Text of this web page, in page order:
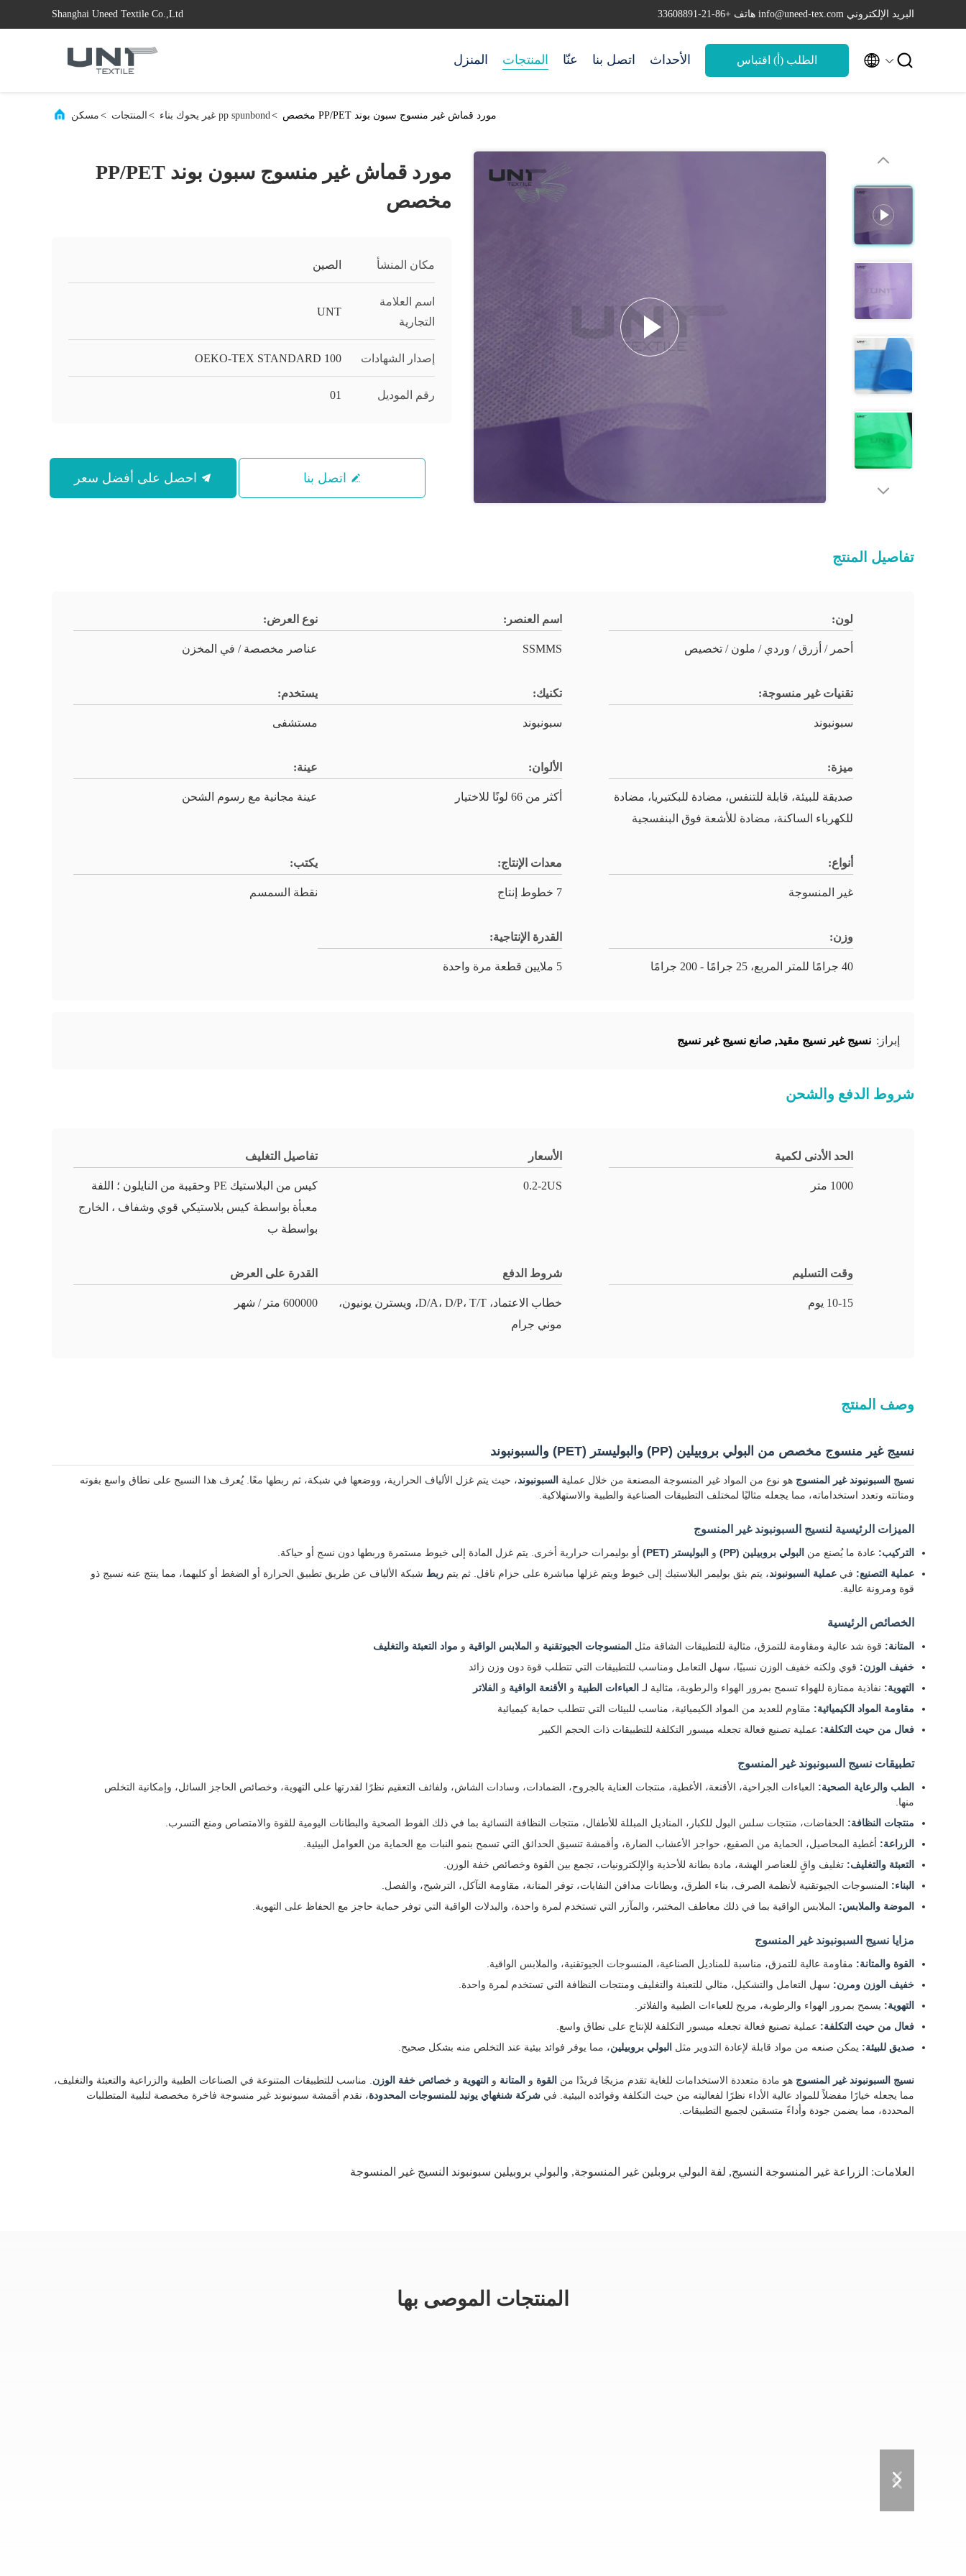
Shanghai Uneed Textile Co.,Ltd البريد الإلكتروني info@uneed-tex.com هاتف +86-21-33608891
المنزل المنتجات عنّا اتصل بنا الأحداث الطلب (أ) اقتباس  
مسكن > المنتجات > pp spunbond غير يحوك بناء> مورد قماش غير منسوج سبون بوند PP/PET مخصص
مورد قماش غير منسوج سبون بوند PP/PET
مخصص
مكان المنشأ الصين
اسم العلامة
التجارية
UNT
إصدار الشهادات OEKO-TEX STANDARD 100
رقم الموديل 01
اتصل بنا
تفاصيل المنتج
لون:
أحمر / أزرق / وردي / ملون / تخصيص
اسم العنصر:
SSMMS
نوع العرض:
عناصر مخصصة / في المخزن
تقنيات غير منسوجة:
سبونبوند
تكنيك:
سبونبوند
يستخدم:
مستشفى
ميزة:
صديقة للبيئة، قابلة للتنفس، مضادة للبكتيريا، مضادة
للكهرباء الساكنة، مضادة للأشعة فوق البنفسجية
الألوان:
أكثر من 66 لونًا للاختيار
عينة:
عينة مجانية مع رسوم الشحن
أنواع:
غير المنسوجة
معدات الإنتاج:
7 خطوط إنتاج
يكتب:
نقطة السمسم
وزن:
40 جرامًا للمتر المربع، 25 جرامًا - 200 جرامًا
القدرة الإنتاجية:
5 ملايين قطعة مرة واحدة
إبراز: نسيج غير نسيج مقيد, صانع نسيج غير نسيج
شروط الدفع والشحن
الحد الأدنى لكمية
1000 متر
الأسعار
0.2-2US
تفاصيل التغليف
كيس من البلاستيك PE وحقيبة من النايلون ؛ اللفة
معبأة بواسطة كيس بلاستيكي قوي وشفاف ، الخارج
بواسطة ب
وقت التسليم
10-15 يوم
شروط الدفع
خطاب الاعتماد، D/A، D/P، T/T، ويسترن يونيون،
موني جرام
القدرة على العرض
600000 متر / شهر
وصف المنتج
نسيج غير منسوج مخصص من البولي بروبيلين (PP) والبوليستر (PET) والسبونبوند
نسيج السبونبوند غير المنسوج هو نوع من المواد غير المنسوجة المصنعة من خلال عملية السبونبوند، حيث يتم غزل الألياف الحرارية، ووضعها في شبكة، ثم ربطها معًا. يُعرف هذا النسيج على نطاق واسع بقوته
ومتانته وتعدد استخداماته، مما يجعله مثاليًا لمختلف التطبيقات الصناعية والطبية والاستهلاكية.
الميزات الرئيسية لنسيج السبونبوند غير المنسوج
التركيب: عادة ما يُصنع من البولي بروبيلين (PP) و البوليستر (PET)
أو بوليمرات حرارية أخرى. يتم غزل المادة إلى خيوط مستمرة وربطها دون نسج أو حياكة.
عملية التصنيع: في عملية السبونبوند، يتم بثق بوليمر البلاستيك إلى خيوط ويتم غزلها مباشرة على حزام ناقل. ثم يتم ربط شبكة الألياف عن طريق تطبيق الحرارة أو الضغط أو كليهما، مما ينتج عنه نسيج ذو
قوة ومرونة عالية.
الخصائص الرئيسية
المتانة: قوة شد عالية ومقاومة للتمزق، مثالية للتطبيقات الشاقة مثل المنسوجات الجيوتقنية و الملابس الواقية و مواد التعبئة والتغليف
خفيف الوزن: قوي ولكنه خفيف الوزن نسبيًا، سهل التعامل ومناسب للتطبيقات التي تتطلب قوة دون وزن زائد
التهوية: نفاذية ممتازة للهواء تسمح بمرور الهواء والرطوبة، مثالية لـ العباءات الطبية و الأقنعة الواقية و الفلاتر
مقاومة المواد الكيميائية: مقاوم للعديد من المواد الكيميائية، مناسب للبيئات التي تتطلب حماية كيميائية
فعال من حيث التكلفة: عملية تصنيع فعالة تجعله ميسور التكلفة للتطبيقات ذات الحجم الكبير
تطبيقات نسيج السبونبوند غير المنسوج
الطب والرعاية الصحية: العباءات الجراحية، الأقنعة، الأغطية، منتجات العناية بالجروح، الضمادات، وسادات الشاش، ولفائف التعقيم نظرًا لقدرتها على التهوية، وخصائص الحاجز السائل، وإمكانية التخلص
منها.
منتجات النظافة: الحفاضات، منتجات سلس البول للكبار، المناديل المبللة للأطفال، منتجات النظافة النسائية بما في ذلك الفوط الصحية والبطانات اليومية للقوة والامتصاص ومنع التسرب.
الزراعة: أغطية المحاصيل، الحماية من الصقيع، حواجز الأعشاب الضارة، وأقمشة تنسيق الحدائق التي تسمح بنمو النبات مع الحماية من العوامل البيئية.
التعبئة والتغليف: تغليف واقٍ للعناصر الهشة، مادة بطانة للأحذية والإلكترونيات، تجمع بين القوة وخصائص خفة الوزن.
البناء: المنسوجات الجيوتقنية لأنظمة الصرف، بناء الطرق، وبطانات مدافن النفايات، توفر المتانة، مقاومة التآكل، الترشيح، والفصل.
الموضة والملابس: الملابس الواقية بما في ذلك معاطف المختبر، والمآزر التي تستخدم لمرة واحدة، والبدلات الواقية التي توفر حماية حاجز مع الحفاظ على التهوية.
مزايا نسيج السبونبوند غير المنسوج
القوة والمتانة: مقاومة عالية للتمزق، مناسبة للمناديل الصناعية، المنسوجات الجيوتقنية، والملابس الواقية.
خفيف الوزن ومرن: سهل التعامل والتشكيل، مثالي للتعبئة والتغليف ومنتجات النظافة التي تستخدم لمرة واحدة.
التهوية: يسمح بمرور الهواء والرطوبة، مريح للعباءات الطبية والفلاتر.
فعال من حيث التكلفة: عملية تصنيع فعالة تجعله ميسور التكلفة للإنتاج على نطاق واسع.
صديق للبيئة: يمكن صنعه من مواد قابلة لإعادة التدوير مثل البولي بروبيلين، مما يوفر فوائد بيئية عند التخلص منه بشكل صحيح.
نسيج السبونبوند غير المنسوج هو مادة متعددة الاستخدامات للغاية تقدم مزيجًا فريدًا من القوة و المتانة و التهوية و خصائص خفة الوزن . مناسب للتطبيقات المتنوعة في الصناعات الطبية والزراعية والتعبئة والتغليف،
مما يجعله خيارًا مفضلاً للمواد عالية الأداء نظرًا لفعاليته من حيث التكلفة وفوائده البيئية. في شركة شنغهاي يونيد للمنسوجات المحدودة، نقدم أقمشة سبونبوند غير منسوجة فاخرة مخصصة لتلبية المتطلبات
المحددة، مما يضمن جودة وأداءً متسقين لجميع التطبيقات.
العلامات: الزراعة غير المنسوجة النسيج, لفة البولي بروبلين غير المنسوجة, والبولي بروبيلين سبونبوند النسيج غير المنسوجة
المنتجات الموصى بها